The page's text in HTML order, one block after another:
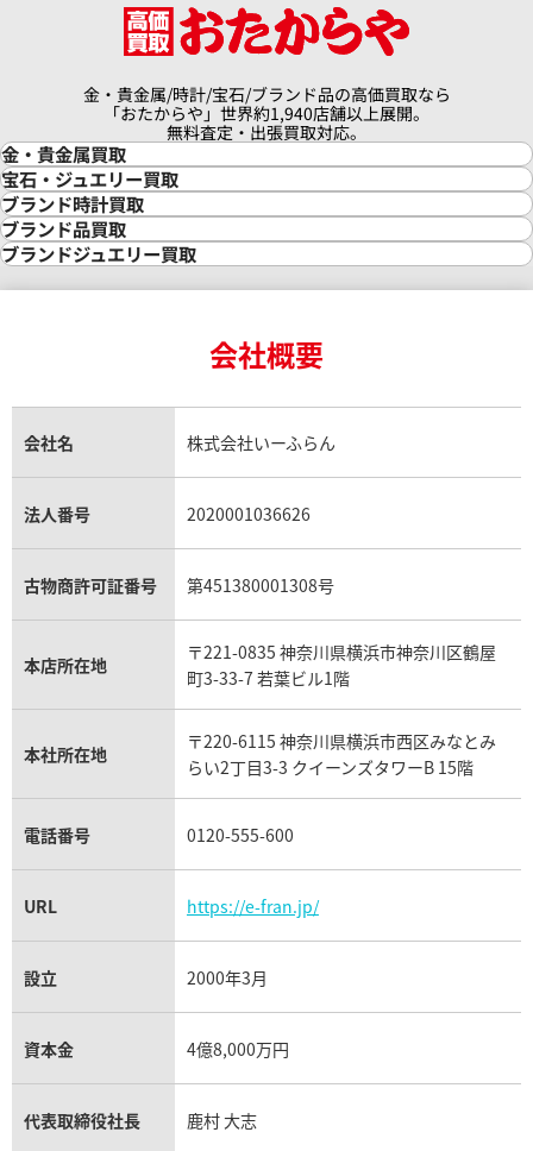
金・貴金属/時計/宝石/ブランド品の高価買取なら
「おたからや」世界約1,940店舗以上展開。
無料査定・出張買取対応。
金・貴金属買取
金買取
金の相場価格情報
金の参考買取価格一覧
インゴット買取
インゴットの相場価格情報
24金買取
金貨買取
貴金属買取
銀・シルバー買取
パラジウム買取
宝石・ジュエリー買取
宝石・ジュエリー買取
ダイヤモンド買取
ダイヤモンド・宝石の参考価格一覧
リング・結婚指輪買取
エメラルド買取
トパーズ買取
タンザナイト買取
キャッツアイ買取
アクアマリン買取
ブランド時計買取
時計買取
ロレックス買取
ロレックス デイトナ買取
ロレックス サブマリーナー買取
ロレックス エクスプローラー買取
ロレックス デイトジャスト買取
パテック フィリップノーチラス買取
ヴァシュロン・コンスタンタン買取
オメガ買取
カルティエ買取
フランク ミュラー買取
リシャール・ミル買取
パネライ買取
チューダー（チュードル）買取
ブランド品買取
ブランド買取
シャネル マトラッセ買取
セリーヌ買取
プラダ買取
ブランドジュエリー買取
ヴァンクリーフ＆アーペル買取
ショーメ買取
ダミアーニ買取
モーブッサン買取
会社概要
会社名 株式会社いーふらん
法人番号 2020001036626
古物商許可証番号 第451380001308号
本店所在地
〒221-0835 神奈川県横浜市神奈川区鶴屋
町3-33-7 若葉ビル1階
本社所在地
〒220-6115 神奈川県横浜市西区みなとみ
らい2丁目3-3 クイーンズタワーB 15階
電話番号 0120-555-600
URL https://e-fran.jp/
設立 2000年3月
資本金 4億8,000万円
代表取締役社長 鹿村 大志